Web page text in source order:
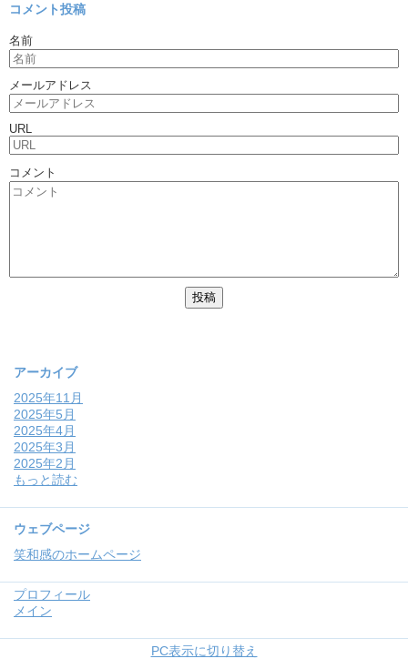
コメント投稿
名前
メールアドレス
URL
コメント
アーカイブ
2025年11月
2025年5月
2025年4月
2025年3月
2025年2月
もっと読む
ウェブページ
笑和感のホームページ
プロフィール
メイン
PC表示に切り替え